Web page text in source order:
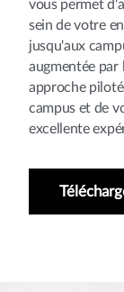
vous permet
sein de votre
jusqu'aux
augmentée par
approche
campus et de
excellente